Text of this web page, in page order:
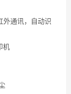
外通讯，自动识
机